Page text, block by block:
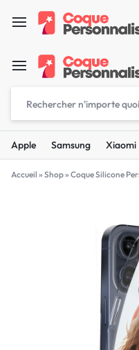
Apple Samsung Xiaomi
Accueil » Shop» Coque Silicone